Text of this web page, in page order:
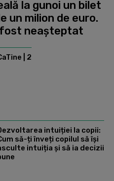
la gunoi un bilet
un milion de euro.
fost neașteptat
| 2
intuiției la copii:
să-ți înveți copilul să își
intuiția și să ia decizii